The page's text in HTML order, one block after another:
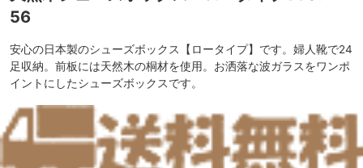
56
安心の日本製のシューズボックス【ロータイプ】です。婦人靴で24
足収納。前板には天然木の桐材を使用。お洒落な波ガラスをワンポ
イントにしたシューズボックスです。